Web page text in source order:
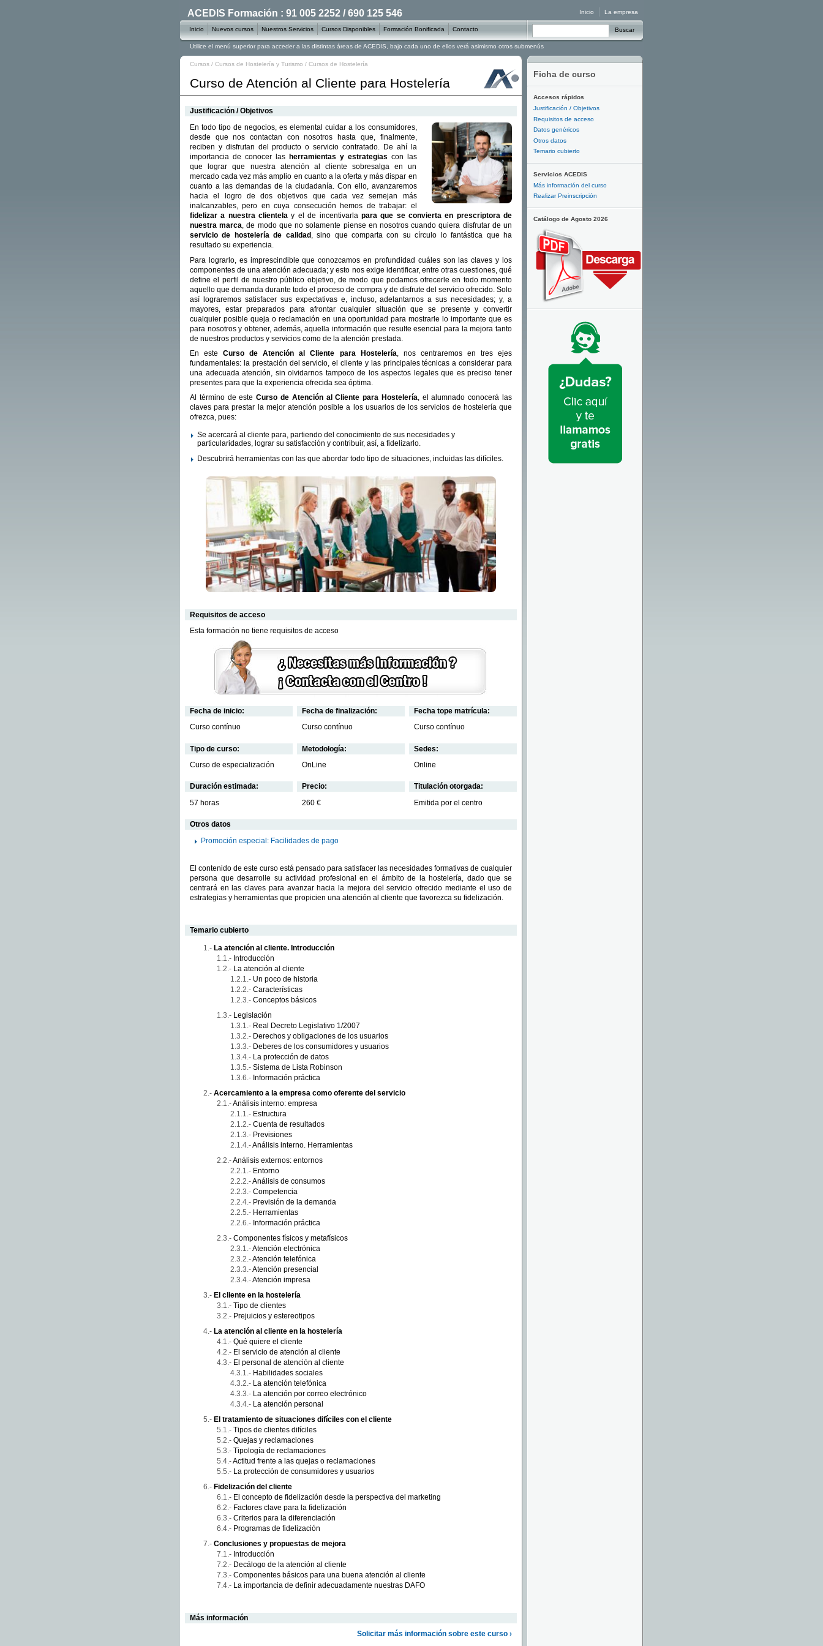
Cursos / Cursos de Hostelería y Turismo / Cursos de Hostelería
Curso de Atención al Cliente para Hostelería
Justificación / Objetivos
En todo tipo de negocios, es elemental cuidar a los consumidores,
desde que nos contactan con nosotros hasta que, finalmente,
reciben y disfrutan del producto o servicio contratado. De ahí la
importancia de conocer las herramientas y estrategias con las
que lograr que nuestra atención al cliente sobresalga en un
mercado cada vez más amplio en cuanto a la oferta y más dispar en
cuanto a las demandas de la ciudadanía. Con ello, avanzaremos
hacia el logro de dos objetivos que cada vez semejan más
inalcanzables, pero en cuya consecución hemos de trabajar: el
fidelizar a nuestra clientela y el de incentivarla para que se convierta en prescriptora de
nuestra marca, de modo que no solamente piense en nosotros cuando quiera disfrutar de un
servicio de hostelería de calidad , sino que comparta con su círculo lo fantástica que ha
resultado su experiencia.
Para lograrlo, es imprescindible que conozcamos en profundidad cuáles son las claves y los
componentes de una atención adecuada; y esto nos exige identificar, entre otras cuestiones, qué
define el perfil de nuestro público objetivo, de modo que podamos ofrecerle en todo momento
aquello que demanda durante todo el proceso de compra y de disfrute del servicio ofrecido. Solo
así lograremos satisfacer sus expectativas e, incluso, adelantarnos a sus necesidades; y, a
mayores, estar preparados para afrontar cualquier situación que se presente y convertir
cualquier posible queja o reclamación en una oportunidad para mostrarle lo importante que es
para nosotros y obtener, además, aquella información que resulte esencial para la mejora tanto
de nuestros productos y servicios como de la atención prestada.
En esteCurso de Atención al Cliente para Hostelería , nos centraremos en tres ejes
fundamentales: la prestación del servicio, el cliente y las principales técnicas a considerar para
una adecuada atención, sin olvidarnos tampoco de los aspectos legales que es preciso tener
presentes para que la experiencia ofrecida sea óptima.
Al término de esteCurso de Atención al Cliente para Hostelería, el alumnado conocerá las
claves para prestar la mejor atención posible a los usuarios de los servicios de hostelería que
ofrezca, pues:
Se acercará al cliente para, partiendo del conocimiento de sus necesidades y
particularidades, lograr su satisfacción y contribuir, así, a fidelizarlo.
Descubrirá herramientas con las que abordar todo tipo de situaciones, incluidas las difíciles.
Requisitos de acceso
Esta formación no tiene requisitos de acceso
Fecha de inicio:
Curso contínuo
Fecha de finalización:
Curso contínuo
Fecha tope matrícula:
Curso contínuo
Tipo de curso:
Curso de especialización
Metodología:
OnLine
Sedes:
Online
Duración estimada:
57 horas
Precio:
260 €
Titulación otorgada:
Emitida por el centro
Otros datos
Promoción especial: Facilidades de pago
El contenido de este curso está pensado para satisfacer las necesidades formativas de cualquier
persona que desarrolle su actividad profesional en el ámbito de la hostelería, dado que se
centrará en las claves para avanzar hacia la mejora del servicio ofrecido mediante el uso de
estrategias y herramientas que propicien una atención al cliente que favorezca su fidelización.
Temario cubierto
La atención al cliente. Introducción
Introducción
La atención al cliente
Un poco de historia
Características
Conceptos básicos
Legislación
Real Decreto Legislativo 1/2007
Derechos y obligaciones de los usuarios
Deberes de los consumidores y usuarios
La protección de datos
Sistema de Lista Robinson
Información práctica
Acercamiento a la empresa como oferente del servicio
Análisis interno: empresa
Estructura
Cuenta de resultados
Previsiones
Análisis interno. Herramientas
Análisis externos: entornos
Entorno
Análisis de consumos
Competencia
Previsión de la demanda
Herramientas
Información práctica
Componentes físicos y metafísicos
Atención electrónica
Atención telefónica
Atención presencial
Atención impresa
El cliente en la hostelería
Tipo de clientes
Prejuicios y estereotipos
La atención al cliente en la hostelería
Qué quiere el cliente
El servicio de atención al cliente
El personal de atención al cliente
Habilidades sociales
La atención telefónica
La atención por correo electrónico
La atención personal
El tratamiento de situaciones difíciles con el cliente
Tipos de clientes difíciles
Quejas y reclamaciones
Tipología de reclamaciones
Actitud frente a las quejas o reclamaciones
La protección de consumidores y usuarios
Fidelización del cliente
El concepto de fidelización desde la perspectiva del marketing
Factores clave para la fidelización
Criterios para la diferenciación
Programas de fidelización
Conclusiones y propuestas de mejora
Introducción
Decálogo de la atención al cliente
Componentes básicos para una buena atención al cliente
La importancia de definir adecuadamente nuestras DAFO
Más información
Solicitar más información sobre este curso ›
Ficha de curso
Accesos rápidos
Justificación / Objetivos
Requisitos de acceso
Datos genéricos
Otros datos
Temario cubierto
Servicios ACEDIS
Más información del curso
Realizar Preinscripción
Catálogo de Agosto 2026
ACEDIS Formación : 91 005 2252 / 690 125 546 La empresa
Inicio
Inicio Nuevos cursos Nuestros Servicios Cursos Disponibles Formación Bonificada Contacto Buscar
Utilice el menú superior para acceder a las distintas áreas de ACEDIS, bajo cada uno de ellos verá asimismo otros submenús